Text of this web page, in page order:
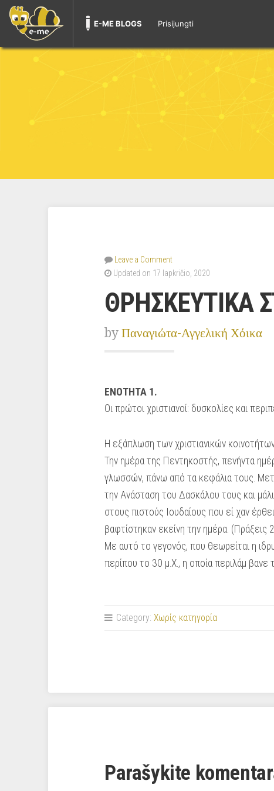
E-ME BLOGS Prisijungti
Leave a Comment
Updated on 17 lapkričio, 2020
ΘΡΗΣΚΕΥΤΙΚΑ
by Παναγιώτα-Αγγελική Χόικα
ΕΝΟΤΗΤΑ 1.
Οι πρώτοι χριστιανοί: δυσκολίες και
Η εξάπλωση των χριστιανικών
Την ημέρα της Πεντηκοστής, πενήντα
γλωσσών, πάνω από τα κεφάλια τους.
την Ανάσταση του Δασκάλου τους και
στους πιστούς Ιουδαίους που εί­ χαν
βαφτίστηκαν εκείνη την ημέρα. (Πράξεις
Με αυτό το γεγονός, που θεωρείται η
περίπου το 30 μ.Χ., η οποία περιλάμ­
Category: Χωρίς κατηγορία
Parašykite